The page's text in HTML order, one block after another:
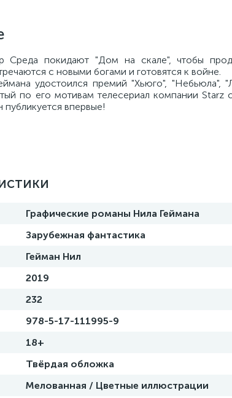
Среда покидают "Дом на скале", чтобы
с новыми богами и готовятся к войне.
удостоился премий "Хьюго",
по его мотивам телесериал компании
впервые!
Графические романы Нила Геймана
Зарубежная фантастика
Гейман Нил
2019
232
978-5-17-111995-9
18+
Твёрдая обложка
Мелованная / Цветные иллюстрации